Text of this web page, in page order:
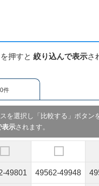
を押すと絞り込んで表示さ
0件
を選択し「比較する」ボタン
表示されます。
49801 49562-49948